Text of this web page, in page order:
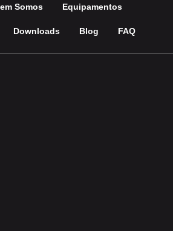
Somos Equipamentos
Downloads Blog FAQ